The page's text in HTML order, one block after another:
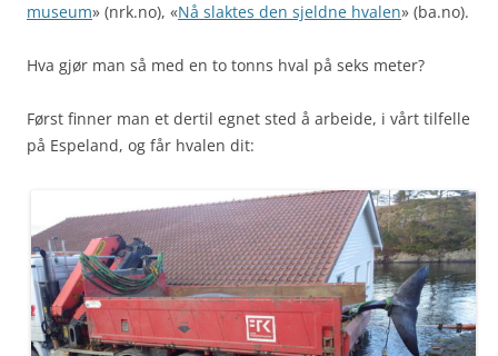
museum» (nrk.no), «Nå slaktes den sjeldne hvalen» (ba.no).
Hva gjør man så med en to tonns hval på seks meter?
Først finner man et dertil egnet sted å arbeide, i vårt tilfelle
på Espeland, og får hvalen dit: